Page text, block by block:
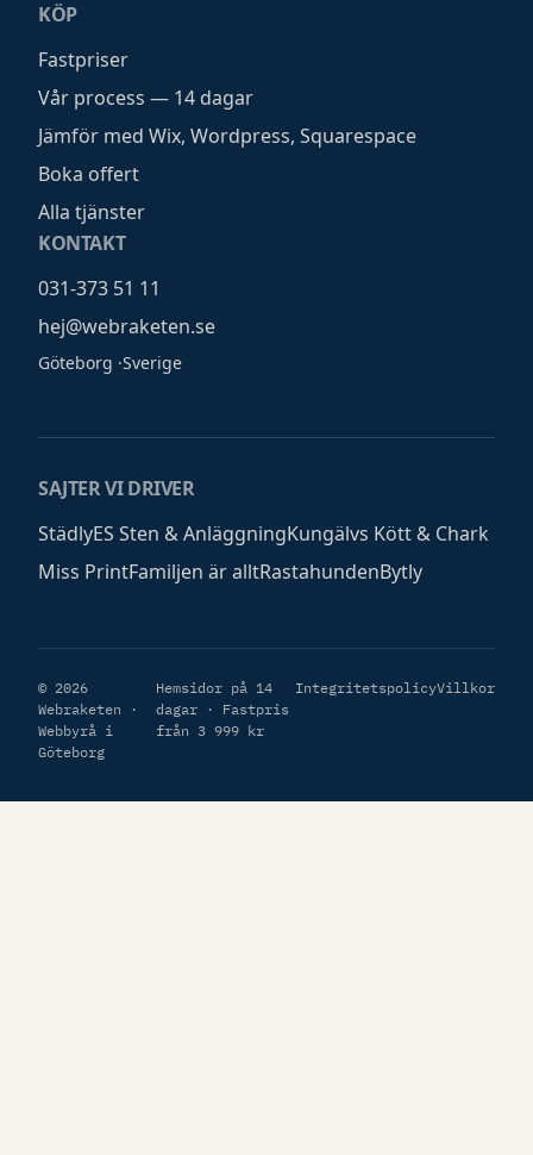
KÖP
Fastpriser
Vår process — 14 dagar
Jämför med Wix, Wordpress, Squarespace
Boka offert
Alla tjänster
KONTAKT
031-373 51 11
hej@webraketen.se
Göteborg ·Sverige
SAJTER VI DRIVER
StädlyES Sten & AnläggningKungälvs Kött & Chark
Miss PrintFamiljen är alltRastahundenBytly
© 2026
Webraketen ·
Webbyrå i
Göteborg
Hemsidor på 14
dagar · Fastpris
från 3 999 kr
IntegritetspolicyVillkor